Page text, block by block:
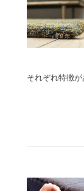
それぞれ特徴